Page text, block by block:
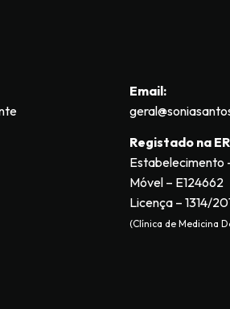
Email:
Registado na
Estabelecimento
Móvel – E124662
Licença – 1314/
(Clínica de Medicina